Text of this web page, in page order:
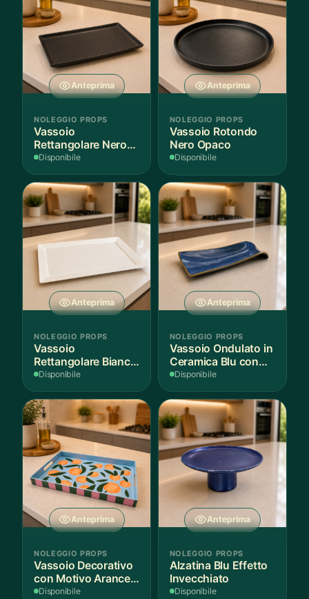
Anteprima
NOLEGGIO PROPS
Vassoio
Rettangolare Nero
Opaco
Disponibile
Anteprima
NOLEGGIO PROPS
Vassoio Rotondo
Nero Opaco
Disponibile
Anteprima
NOLEGGIO PROPS
Vassoio
Rettangolare Bianco
per Scenografie
Disponibile
Anteprima
NOLEGGIO PROPS
Vassoio Ondulato in
Ceramica Blu con
Bordo Dorato
Disponibile
Anteprima
NOLEGGIO PROPS
Vassoio Decorativo
con Motivo Arance e
Foglie
Disponibile
Anteprima
NOLEGGIO PROPS
Alzatina Blu Effetto
Invecchiato
Disponibile